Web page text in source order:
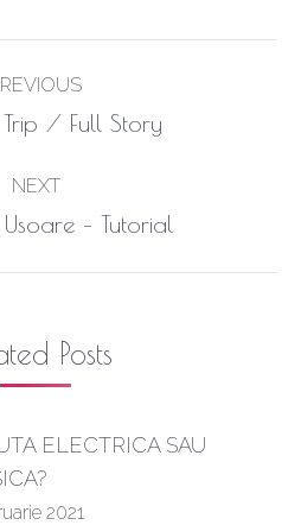
Previous
/ Full Story
NEXT
Next– Tutorial
Posts
ELECTRICA SAU
2021